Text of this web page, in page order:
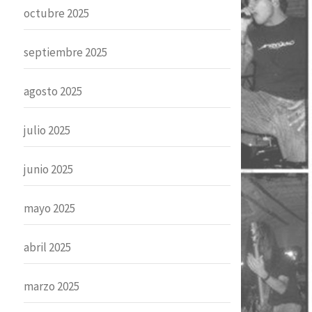
octubre 2025
septiembre 2025
agosto 2025
julio 2025
junio 2025
mayo 2025
abril 2025
marzo 2025